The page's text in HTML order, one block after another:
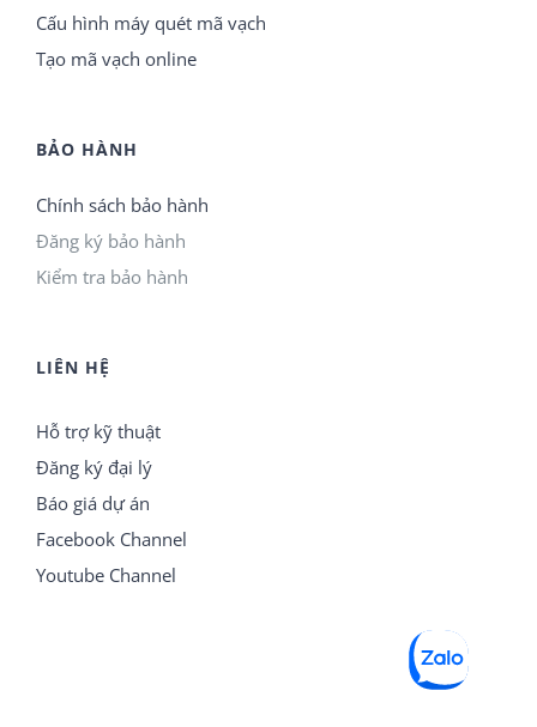
Cấu hình máy quét mã vạch
Tạo mã vạch online
BẢO HÀNH
Chính sách bảo hành
Đăng ký bảo hành
Kiểm tra bảo hành
LIÊN HỆ
Hỗ trợ kỹ thuật
Đăng ký đại lý
Báo giá dự án
Facebook Channel
Youtube Channel